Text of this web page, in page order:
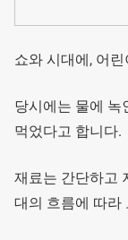
쇼와 시대에, 어
당시에는 물에 녹
먹었다고 합니다.
재료는 간단하고
대의 흐름에 따라